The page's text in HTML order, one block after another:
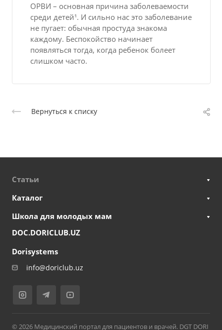
ОРВИ – основная причина заболеваемости
среди детей¹. И сильно нас это заболевание
не пугает: обычная простуда знакома
каждому. Беспокойство начинает
появляться тогда, когда ребенок болеет
слишком часто.
Вернуться к списку
Статьи
Каталог
Школа для молодых мам
DOC.DORICLUB.UZ
Dorisystems
info@doriclub.uz
© 2026 Медицинский портал для пациентов и врачей. DGT DORI